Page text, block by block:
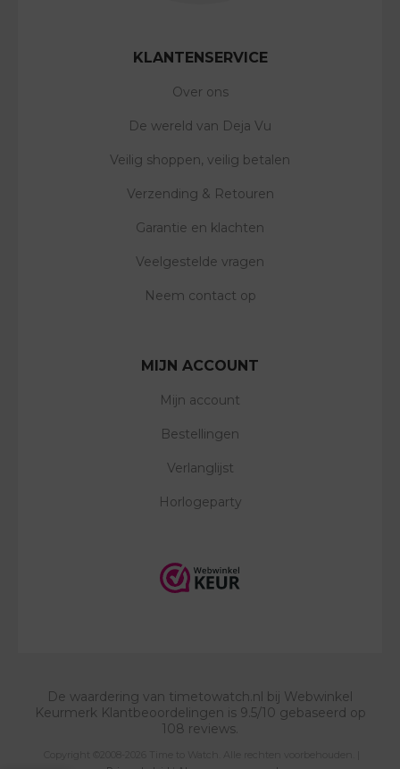
KLANTENSERVICE
Over ons
De wereld van Deja Vu
Veilig shoppen, veilig betalen
Verzending & Retouren
Garantie en klachten
Veelgestelde vragen
Neem contact op
MIJN ACCOUNT
Mijn account
Bestellingen
Verlanglijst
Horlogeparty
De waardering van timetowatch.nl bij Webwinkel
Keurmerk Klantbeoordelingen is 9.5/10 gebaseerd op
108 reviews.